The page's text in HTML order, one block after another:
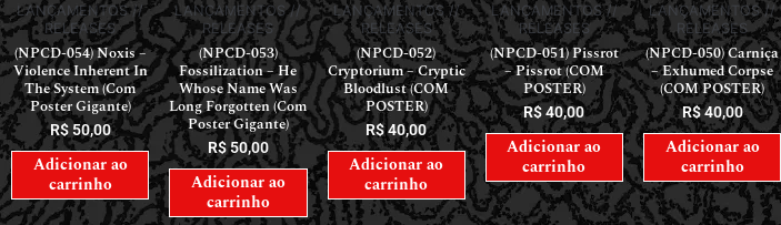
LANÇAMENTOS //
RELEASES
(NPCD-054) Noxis –
Violence Inherent In
The System (Com
Poster Gigante)
R$50,00
Adicionar ao
carrinho
LANÇAMENTOS //
RELEASES
(NPCD-053)
Fossilization – He
Whose Name Was
Long Forgotten (Com
Poster Gigante)
R$50,00
Adicionar ao
carrinho
LANÇAMENTOS //
RELEASES
(NPCD-052)
Cryptorium – Cryptic
Bloodlust (COM
POSTER)
R$40,00
Adicionar ao
carrinho
LANÇAMENTOS //
RELEASES
(NPCD-051) Pissrot
– Pissrot (COM
POSTER)
R$40,00
Adicionar ao
carrinho
LANÇAMENTOS //
RELEASES
(NPCD-050) Carniça
– Exhumed Corpse
(COM POSTER)
R$40,00
Adicionar ao
carrinho